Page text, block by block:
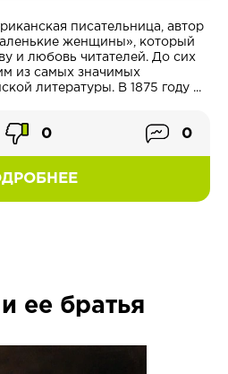
писательница, автор
женщины», который
и любовь читателей. До сих
из самых значимых
литературы. В 1875 году ...
0 0
ее братья